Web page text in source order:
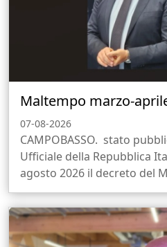
Maltempo marzo-
07-08-2026
CAMPOBASSO. stato
Ufficiale della Repubblica
agosto 2026 il decreto del